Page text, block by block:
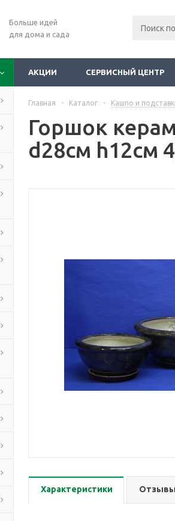
Больше идей
для дома и сада
АКЦИИ СЕРВИСНЫЙ ЦЕНТР
Главная - Каталог - Кашпо и
Горшок
d28см h12см
Характеристики Отзывы